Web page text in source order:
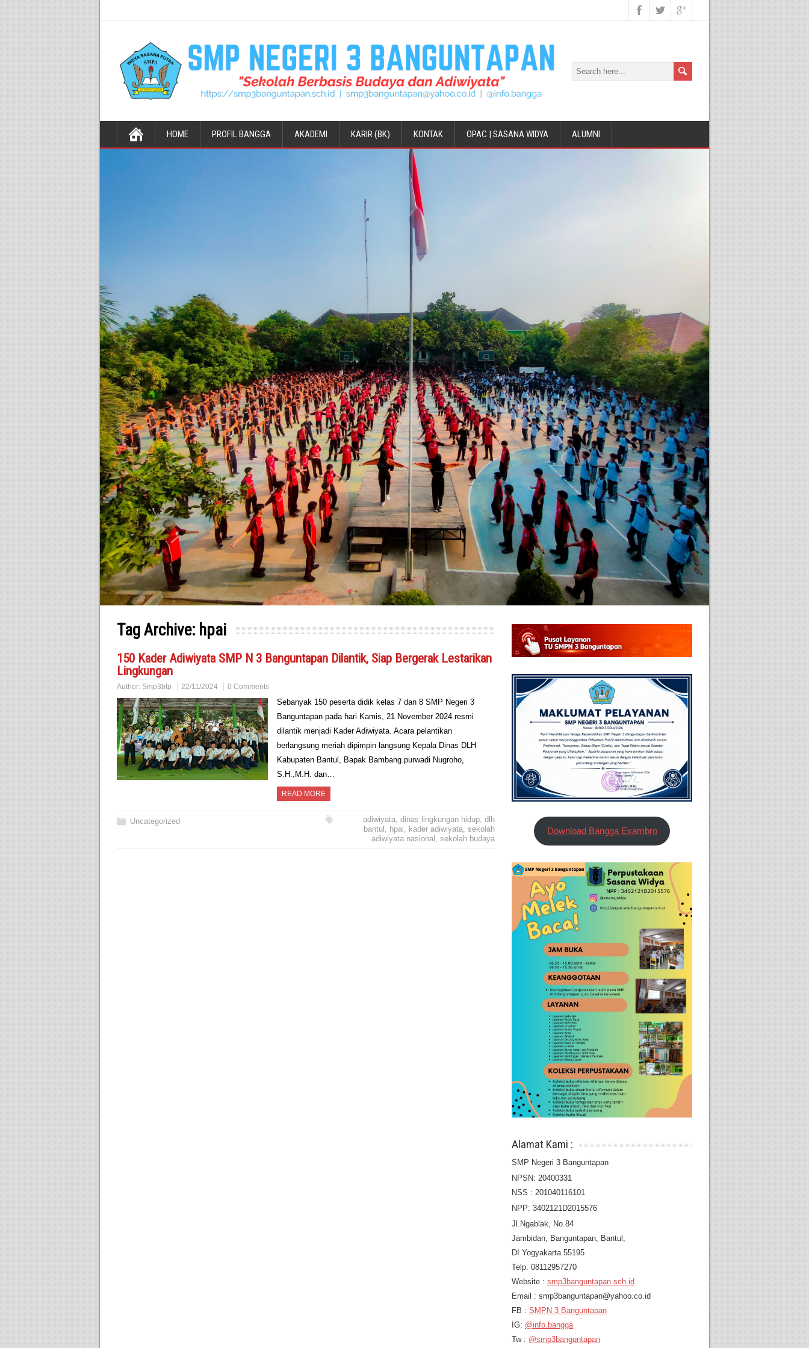
HOME PROFIL BANGGA AKADEMI KARIR (BK) KONTAK OPAC | SASANA WIDYA ALUMNI
Tag Archive: hpai
150 Kader Adiwiyata SMP N 3 Banguntapan Dilantik, Siap Bergerak Lestarikan
Lingkungan
Author: Smp3btp 22/11/2024 0 Comments
Sebanyak 150 peserta didik kelas 7 dan 8 SMP Negeri 3
Banguntapan pada hari Kamis, 21 November 2024 resmi
dilantik menjadi Kader Adiwiyata. Acara pelantikan
berlangsung meriah dipimpin langsung Kepala Dinas DLH
Kabupaten Bantul, Bapak Bambang purwadi Nugroho,
S.H.,M.H. dan…
READ MORE
Uncategorized adiwiyata, dinas lingkungan hidup, dlh
bantul
hpai kader adiwiyata, sekolah
adiwiyata nasional
sekolah budaya
Download Bangga Exambro
Alamat Kami :
SMP Negeri 3 Banguntapan
NPSN: 20400331
NSS : 201040116101
NPP: 3402121D2015576
Jl.Ngablak, No.84
Jambidan, Banguntapan, Bantul,
DI Yogyakarta 55195
Telp. 08112957270
Website : smp3banguntapan.sch.id
Email : smp3banguntapan@yahoo.co.id
FB : SMPN 3 Banguntapan
IG: @info.bangga
Tw : @smp3banguntapan